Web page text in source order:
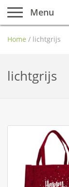
Menu
Home / lichtgrijs
lichtgrijs